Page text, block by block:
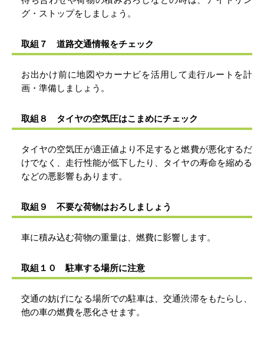
グ・ストップをしましょう。
取組７ 道路交通情報をチェック
お出かけ前に地図やカーナビを活用して走行ルートを計
画・準備しましょう。
取組８ タイヤの空気圧はこまめにチェック
タイヤの空気圧が適正値より不足すると燃費が悪化するだ
けでなく、走行性能が低下したり、タイヤの寿命を縮める
などの悪影響もあります。
取組９ 不要な荷物はおろしましょう
車に積み込む荷物の重量は、燃費に影響します。
取組１０ 駐車する場所に注意
交通の妨げになる場所での駐車は、交通渋滞をもたらし、
他の車の燃費を悪化させます。